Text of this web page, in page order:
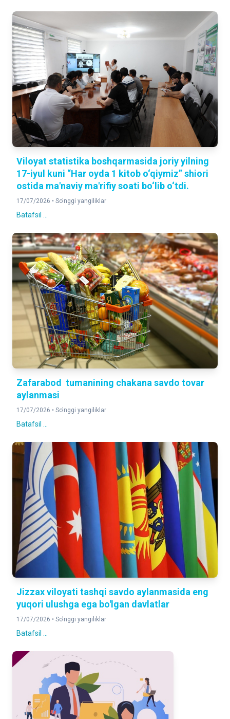
Viloyat statistika boshqarmasida joriy yilning
17-iyul kuni “Har oyda 1 kitob o‘qiymiz” shiori
ostida ma'naviy ma'rifiy soati bo‘lib o‘tdi.
17/07/2026 • So'nggi yangiliklar
Batafsil ...
Zafarabod tumanining chakana savdo tovar
aylanmasi
17/07/2026 • So'nggi yangiliklar
Batafsil ...
Jizzax viloyati tashqi savdo aylanmasida eng
yuqori ulushga ega bo'lgan davlatlar
17/07/2026 • So'nggi yangiliklar
Batafsil ...